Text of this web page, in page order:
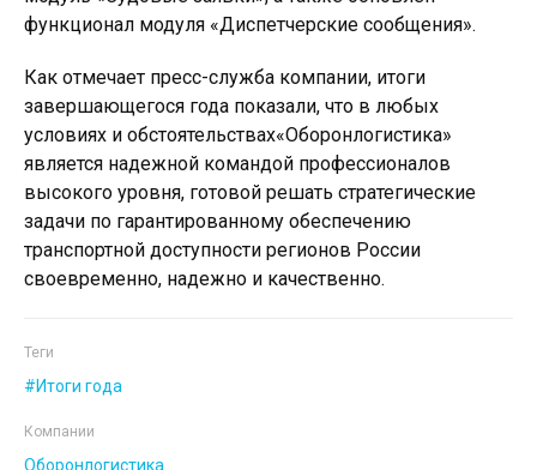
функционал модуля «Диспетчерские сообщения».
Как отмечает пресс-служба компании, итоги
завершающегося года показали, что в любых
условиях и обстоятельствах«Оборонлогистика»
является надежной командой профессионалов
высокого уровня, готовой решать стратегические
задачи по гарантированному обеспечению
транспортной доступности регионов России
своевременно, надежно и качественно.
Теги
Итоги года
Компании
Оборонлогистика